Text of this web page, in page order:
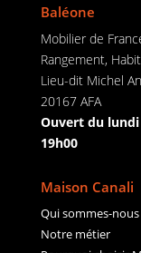
Baléone
Mobilier de
Rangement,
Lieu-dit Michel
20167 AFA
Ouvert du lundi
19h00
Maison Canali
Qui sommes-nous
Notre métier